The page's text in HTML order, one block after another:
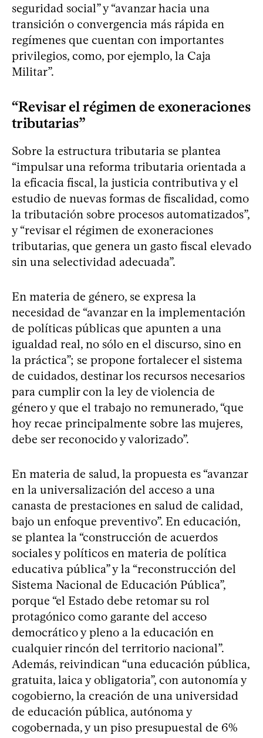
seguridad social” y “avanzar hacia una
transición o convergencia más rápida en
regímenes que cuentan con importantes
privilegios, como, por ejemplo, la Caja
Militar”.
“Revisar el régimen de exoneraciones
tributarias”
Sobre la estructura tributaria se plantea
“impulsar una reforma tributaria orientada a
la eficacia fiscal, la justicia contributiva y el
estudio de nuevas formas de fiscalidad, como
la tributación sobre procesos automatizados”,
y “revisar el régimen de exoneraciones
tributarias, que genera un gasto fiscal elevado
sin una selectividad adecuada”.
En materia de género, se expresa la
necesidad de “avanzar en la implementación
de políticas públicas que apunten a una
igualdad real, no sólo en el discurso, sino en
la práctica”; se propone fortalecer el sistema
de cuidados, destinar los recursos necesarios
para cumplir con la ley de violencia de
género y que el trabajo no remunerado, “que
hoy recae principalmente sobre las mujeres,
debe ser reconocido y valorizado”.
En materia de salud, la propuesta es “avanzar
en la universalización del acceso a una
canasta de prestaciones en salud de calidad,
bajo un enfoque preventivo”. En educación,
se plantea la “construcción de acuerdos
sociales y políticos en materia de política
educativa pública” y la “reconstrucción del
Sistema Nacional de Educación Pública”,
porque “el Estado debe retomar su rol
protagónico como garante del acceso
democrático y pleno a la educación en
cualquier rincón del territorio nacional”.
Además, reivindican “una educación pública,
gratuita, laica y obligatoria”, con autonomía y
cogobierno, la creación de una universidad
de educación pública, autónoma y
cogobernada, y un piso presupuestal de 6%